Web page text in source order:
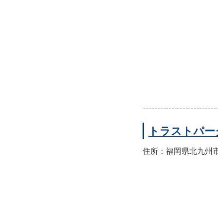
トラストパ
住所：福岡県北九州